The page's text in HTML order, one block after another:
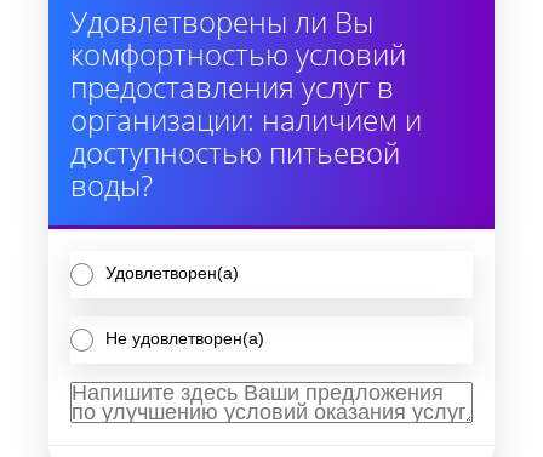
Удовлетворены ли Вы
комфортностью условий
предоставления услуг в
организации: наличием и
доступностью питьевой
воды?
Удовлетворен(а)
Не удовлетворен(а)